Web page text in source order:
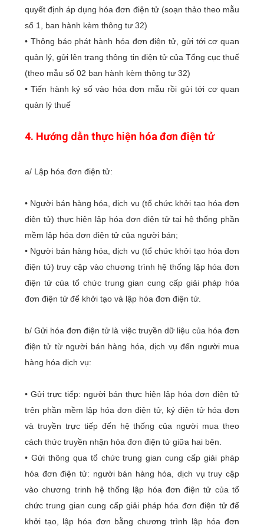
quyết định áp dụng hóa đơn điện tử (soạn thảo theo mẫu
số 1, ban hành kèm thông tư 32)
• Thông báo phát hành hóa đơn điện tử, gửi tới cơ quan
quản lý, gửi lên trang thông tin điện tử của Tổng cục thuế
(theo mẫu số 02 ban hành kèm thông tư 32)
• Tiến hành ký số vào hóa đơn mẫu rồi gửi tới cơ quan
quản lý thuế
4. Hướng dẫn thực hiện hóa đơn điện tử
a/ Lập hóa đơn điện tử:
• Người bán hàng hóa, dịch vụ (tổ chức khởi tạo hóa đơn
điện tử) thực hiện lập hóa đơn điện tử tại hệ thống phần
mềm lập hóa đơn điện tử của người bán;
• Người bán hàng hóa, dịch vụ (tổ chức khởi tạo hóa đơn
điện tử) truy cập vào chương trình hệ thống lập hóa đơn
điện tử của tổ chức trung gian cung cấp giải pháp hóa
đơn điện tử để khởi tạo và lập hóa đơn điện tử.
b/ Gửi hóa đơn điện tử là việc truyền dữ liệu của hóa đơn
điện tử từ người bán hàng hóa, dịch vụ đến người mua
hàng hóa dịch vụ:
• Gửi trực tiếp: người bán thực hiện lập hóa đơn điện tử
trên phần mềm lập hóa đơn điện tử, ký điện tử hóa đơn
và truyền trực tiếp đến hệ thống của người mua theo
cách thức truyền nhận hóa đơn điện tử giữa hai bên.
• Gửi thông qua tổ chức trung gian cung cấp giải pháp
hóa đơn điện tử: người bán hàng hóa, dịch vụ truy cập
vào chương trinh hệ thống lập hóa đơn điện tử của tổ
chức trung gian cung cấp giải pháp hóa đơn điện tử để
khởi tạo, lập hóa đơn bằng chương trình lập hóa đơn